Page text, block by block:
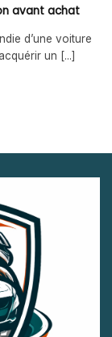
avant achat
d’une voiture
un [...]